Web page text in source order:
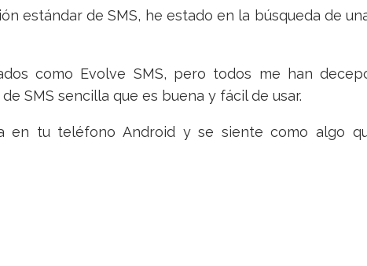
estándar de SMS, he estado en la búsqueda de
como Evolve SMS, pero todos me han
SMS sencilla que es buena y fácil de usar.
en tu teléfono Android y se siente como algo